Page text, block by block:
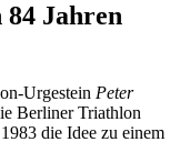
Jahren
Urgestein Peter
Berliner Triathlon
die Idee zu einem